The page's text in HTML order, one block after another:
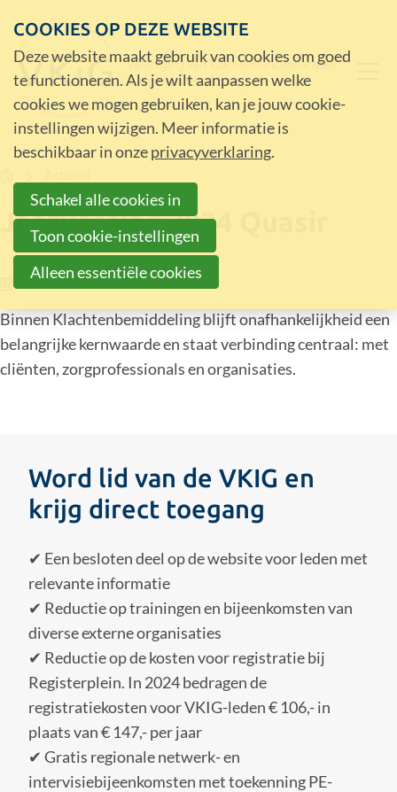
Jaarverslag 2024 Quasir
02-06-25
Binnen Klachtenbemiddeling blijft onafhankelijkheid een
belangrijke kernwaarde en staat verbinding centraal: met
cliënten, zorgprofessionals en organisaties.
Word lid van de VKIG en
krijg direct toegang
✔ Een besloten deel op de website voor leden met
relevante informatie
✔ Reductie op trainingen en bijeenkomsten van
diverse externe organisaties
✔ Reductie op de kosten voor registratie bij
Registerplein. In 2024 bedragen de
registratiekosten voor VKIG-leden € 106,- in
plaats van € 147,- per jaar
✔ Gratis regionale netwerk- en
intervisiebijeenkomsten met toekenning PE-
COOKIES OP DEZE WEBSITE
Deze website maakt gebruik van cookies om goed
te functioneren. Als je wilt aanpassen welke
cookies we mogen gebruiken, kan je jouw cookie-
instellingen wijzigen. Meer informatie is
beschikbaar in onzeprivacyverklaring.
Schakel alle cookies in
Toon cookie-instellingen
Alleen essentiële cookies